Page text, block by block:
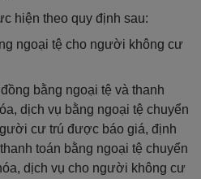
hiện theo quy định sau:
ngoại tệ cho người không cư
bằng ngoại tệ và thanh
dịch vụ bằng ngoại tệ chuyển
cư trú được báo giá, định
toán bằng ngoại tệ chuyển
dịch vụ cho người không cư